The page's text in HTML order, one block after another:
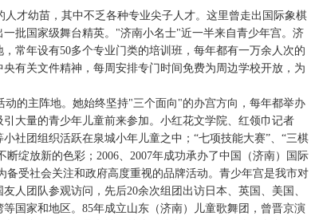
才幼苗，其中不乏各种专业尖子人才。这里曾走出国际象棋
批国家级舞台精英。"济南小名士"近一半来自青少年宫。济
常年设有50多个专业门类的培训班，每年都有一万余人次的
有关文件精神，每周安排专门时间免费为周边学校开放，为
的主阵地。她始终坚持"三个面向"的办宫方向，每年都举办
大量的青少年儿童前来参加。小红花文学院、红领巾记者
社团组织活跃在泉城小年儿童之中；“七项技能大赛”、“三棋
断绽放新的色彩；2006、2007年成功承办了中国（济南）国际
备受社会关注和政府高度重视的品牌活动。青少年宫是我市对
人团队参观访问，先后20余次组团出访日本、英国、美国、
国家和地区。85年成立山东（济南）儿童歌舞团，曾晋京演